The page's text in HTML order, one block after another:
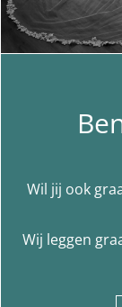
Wil jij ook
Wij leggen